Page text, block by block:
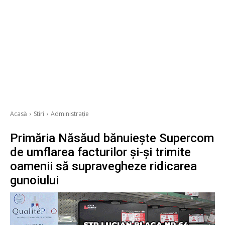
Acasă Stiri Administrație
Primăria Năsăud bănuiește Supercom
de umflarea facturilor și-și trimite
oamenii să supravegheze ridicarea
gunoiului